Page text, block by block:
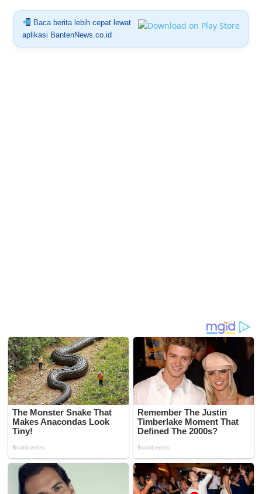
Baca berita lebih cepat lewat
aplikasi BantenNews.co.id